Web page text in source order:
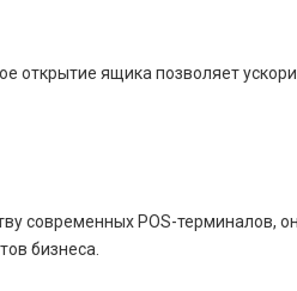
открытие ящика позволяет
современных POS-терминалов,
бизнеса.